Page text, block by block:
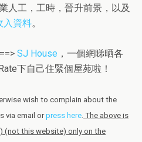
人工，工時，晉升前景，以及
入資料。
SJ House ，一個網睇晒各
下自己住緊個屋苑啦！
wish to complain about the
via email orpress here. The above is
(not this website) only on the